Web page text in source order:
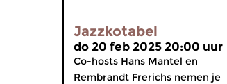
Jazzkotabel
do 20 feb 2025 20:00 uur
Co-hosts Hans Mantel en
Rembrandt Frerichs nemen je